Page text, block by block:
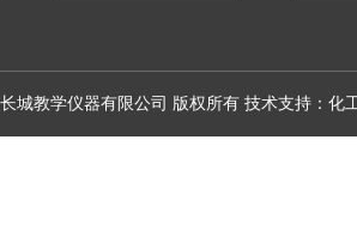
城教学仪器有限公司 版权所有 技术支持： 化